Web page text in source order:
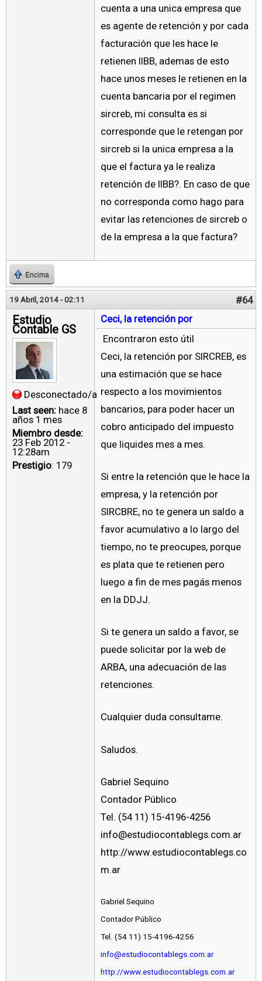
cuenta a una unica empresa que
es agente de retención y por cada
facturación que les hace le
retienen IIBB, ademas de esto
hace unos meses le retienen en la
cuenta bancaria por el regimen
sircreb, mi consulta es si
corresponde que le retengan por
sircreb si la unica empresa a la
que el factura ya le realiza
retención de IIBB?. En caso de que
no corresponda como hago para
evitar las retenciones de sircreb o
de la empresa a la que factura?
Encima
19 Abril, 2014 - 02:11 #64
Estudio
Contable GS
Desconectado/a
Last seen: hace 8
años 1 mes
Miembro desde:
23 Feb 2012 -
12:28am
Prestigio: 179
Ceci, la retención por
Encontraron esto útil
Ceci, la retención por SIRCREB, es
una estimación que se hace
respecto a los movimientos
bancarios, para poder hacer un
cobro anticipado del impuesto
que liquides mes a mes.
Si entre la retención que le hace la
empresa, y la retención por
SIRCBRE, no te genera un saldo a
favor acumulativo a lo largo del
tiempo, no te preocupes, porque
es plata que te retienen pero
luego a fin de mes pagás menos
en la DDJJ.
Si te genera un saldo a favor, se
puede solicitar por la web de
ARBA, una adecuación de las
retenciones.
Cualquier duda consultame.
Saludos.
Gabriel Sequino
Contador Público
Tel. (54 11) 15-4196-4256
info@estudiocontablegs.com.ar
http://www.estudiocontablegs.co
m.ar
Gabriel Sequino
Contador Público
Tel. (54 11) 15-4196-4256
info@estudiocontablegs.com.ar
http://www.estudiocontablegs.com.ar